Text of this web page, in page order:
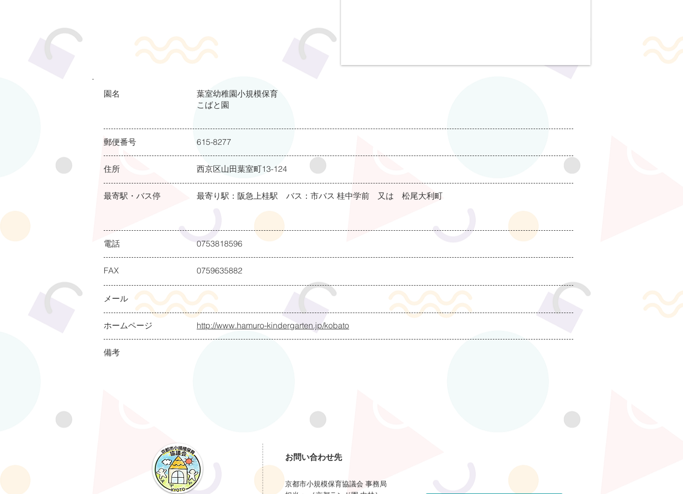
園名
葉室幼稚園小規模保育
こばと園
郵便番号 615-8277
住所 西京区山田葉室町13-124
最寄駅・バス停 最寄り駅：阪急上桂駅 バス：市バス 桂中学前 又は 松尾大利町
電話 0753818596
FAX 0759635882
メール
ホームページ http://www.hamuro-kindergarten.jp/kobato
備考
京都市小規模保育協議会 事務局
お問い合わせ先